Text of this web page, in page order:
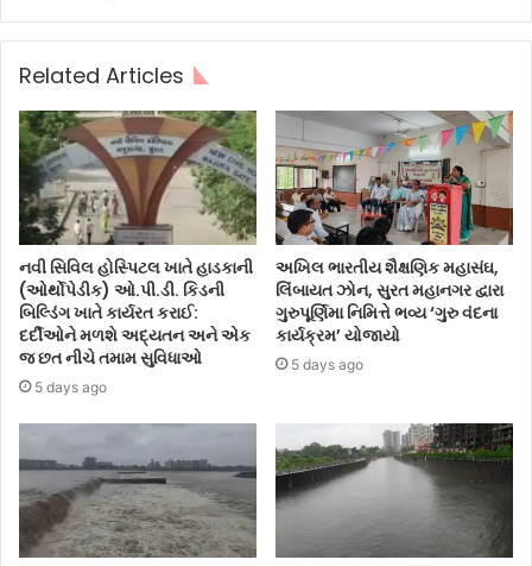
Related Articles
નવી સિવિલ હોસ્પિટલ ખાતે હાડકાની
(ઓર્થોપેડીક) ઓ.પી.ડી. કિડની
બિલ્ડિંગ ખાતે કાર્યરત કરાઈ:
દર્દીઓને મળશે અદ્યતન અને એક
જ છત નીચે તમામ સુવિધાઓ
5 days ago
અખિલ ભારતીય શૈક્ષણિક મહાસંઘ,
લિંબાયત ઝોન, સુરત મહાનગર દ્વારા
ગુરુપૂર્ણિમા નિમિત્તે ભવ્ય ‘ગુરુ વંદના
કાર્યક્રમ’ યોજાયો
5 days ago